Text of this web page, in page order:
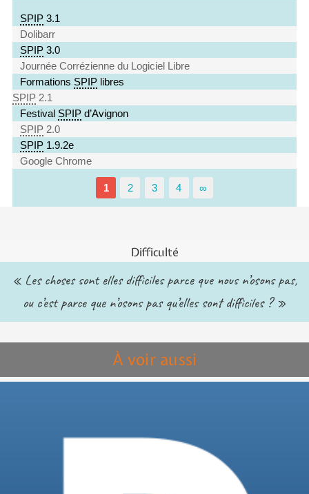
SPIP 3.1
Dolibarr
SPIP 3.0
Journée Corrézienne du Logiciel Libre
Formations SPIP libres
SPIP 2.1
Festival SPIP d’Avignon
SPIP 2.0
SPIP 1.9.2e
Google Chrome
1 2 3 4 ∞
Difficulté
« Les choses sont elles difficiles parce que nous n’osons pas,
ou c’est parce que n’osons pas qu’elles sont difficiles ? »
À voir aussi